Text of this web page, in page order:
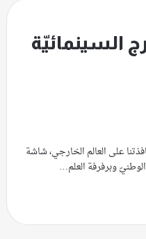
السينمائيّة
على العالم الخارجي، شاشة
وبرفرفة العلم…